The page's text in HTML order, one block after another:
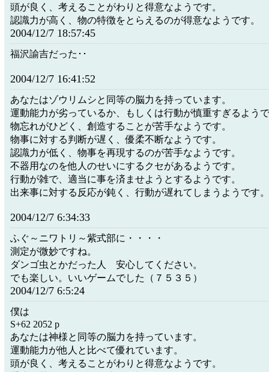
頭が良く、考えることがわりと得意なようです。
認識力が高く、物の特徴をとらえるのが得意なようです。
2004/12/7 18:57:45
福沢諭吉だった･･
2004/12/7 16:41:52
あなたはゾウリムシと同等の脳力を持っています。
運動能力が劣っているか、もしくは行動が慎重すぎるよう
物忘れがひどく、創造することが苦手なようです。
物事に対する判断が遅く、優柔不断なようです。
認識力が低く、物事を再現するのが苦手なようです。
不器用なのを他人のせいにするクセがあるようです。
行動が雑で、適当に事を済ませようとするようです。
出来事に対する反応が鈍く、行動が遅れてしまうようです。
2004/12/7 6:34:33
ふぐ～ニワトリ～紫式部に・・・・
測定が微妙ですね。
ダンゴ虫とかだった人 安心してください。
でも楽しい。いいゲームでした（７５３５）
2004/12/7 6:5:24
僕は
S+62 2052 p
あなたは神様と同等の脳力を持っています。
運動能力が他人と比べて優れています。
頭が良く、考えることがわりと得意なようです。